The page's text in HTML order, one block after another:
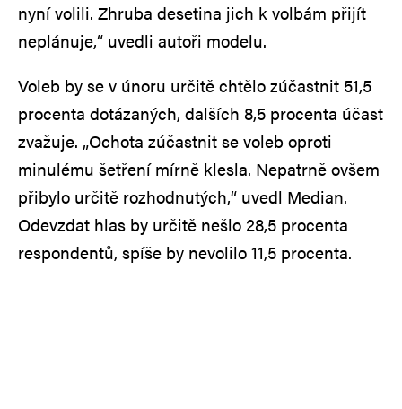
nyní volili. Zhruba desetina jich k volbám přijít
neplánuje,“ uvedli autoři modelu.
Voleb by se v únoru určitě chtělo zúčastnit 51,5
procenta dotázaných, dalších 8,5 procenta účast
zvažuje. „Ochota zúčastnit se voleb oproti
minulému šetření mírně klesla. Nepatrně ovšem
přibylo určitě rozhodnutých,“ uvedl Median.
Odevzdat hlas by určitě nešlo 28,5 procenta
respondentů, spíše by nevolilo 11,5 procenta.